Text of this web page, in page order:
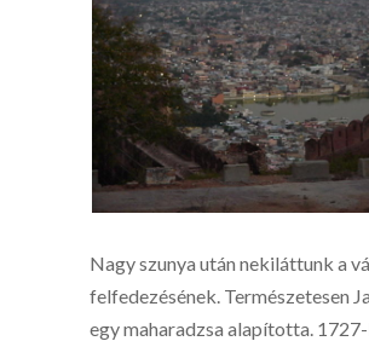
Nagy szunya után nekiláttunk a
felfedezésének. Természetesen
egy maharadzsa alapította.